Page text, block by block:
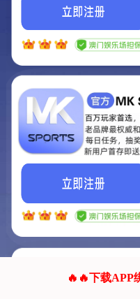
我们的
它将是